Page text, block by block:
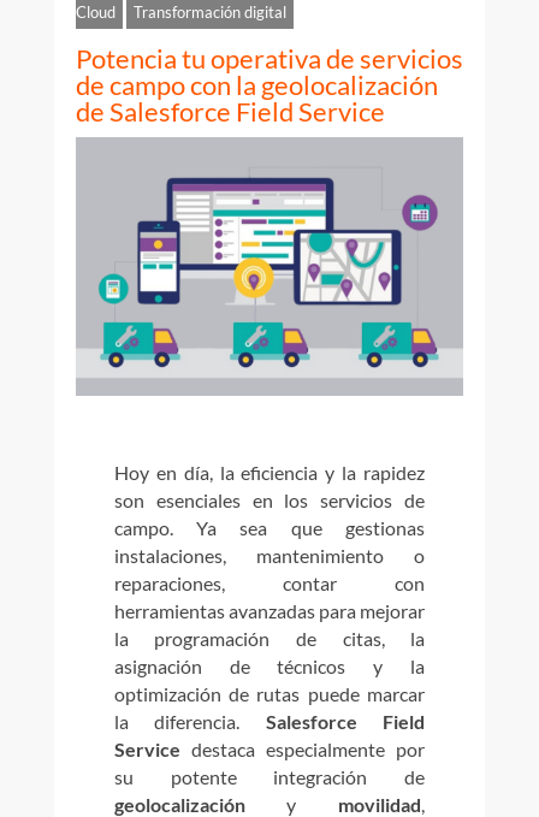
Cloud Transformación digital
Potencia tu operativa de servicios
de campo con la geolocalización
de Salesforce Field Service
Hoy en día, la eficiencia y la rapidez
son esenciales en los servicios de
campo. Ya sea que gestionas
instalaciones, mantenimiento o
reparaciones, contar con
herramientas avanzadas para mejorar
la programación de citas, la
asignación de técnicos y la
optimización de rutas puede marcar
la diferencia. Salesforce Field
Service destaca especialmente por
su potente integración de
geolocalizacióny movilidad,